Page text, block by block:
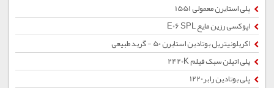
پلی استایرن معمولی 1551
اپوکسی رزین مایع E06 SPL
اکریلونیتریل بوتادین استایرن 50 - گرید طبیعی
پلی اتیلن سبک فیلم 2420K
پلی بوتادین رابر1220